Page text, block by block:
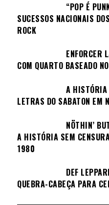
“POP É
SUCESSOS NACIONAIS
ROCK
ENFORCER
COM QUARTO BASEADO
A HISTÓRIA
LETRAS DO SABATON EM
NÖTHIN’
A HISTÓRIA SEM
1980
DEF
QUEBRA-CABEÇA PARA